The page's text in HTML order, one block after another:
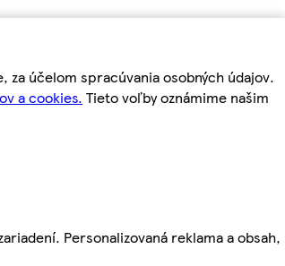
účelom spracúvania osobných údajov.
a cookies. Tieto voľby oznámime našim
Personalizovaná reklama a obsah,